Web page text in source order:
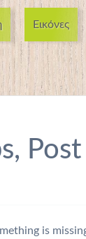
Εικόνες
is